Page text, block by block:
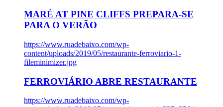
MARÉ AT PINE CLIFFS PREPARA-SE
PARA O VERÃO
https://www.ruadebaixo.com/wp-
content/uploads/2019/05/restaurante-ferroviario-1-
fileminimizer.jpg
FERROVIÁRIO ABRE RESTAURANTE
https://www.ruadebaixo.com/wp-